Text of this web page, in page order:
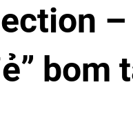
bom